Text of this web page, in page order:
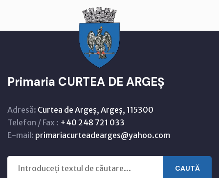
Primaria CURTEA DE ARGEȘ
Adresă: Curtea de Argeș, Argeș, 115300
Telefon / Fax : +40 248 721 033
E-mail: primariacurteadearges@yahoo.com
CAUTĂ